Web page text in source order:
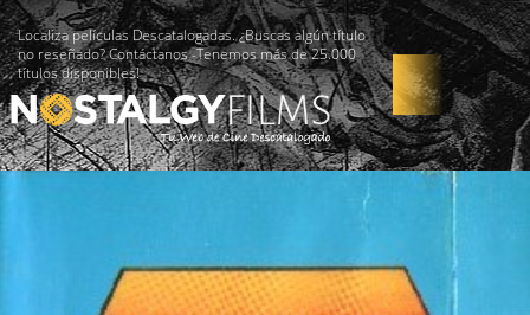
Localiza películas Descatalogadas. ¿Buscas algún título
no reseñado? Contáctanos -Tenemos más de 25.000
títulos disponibles!